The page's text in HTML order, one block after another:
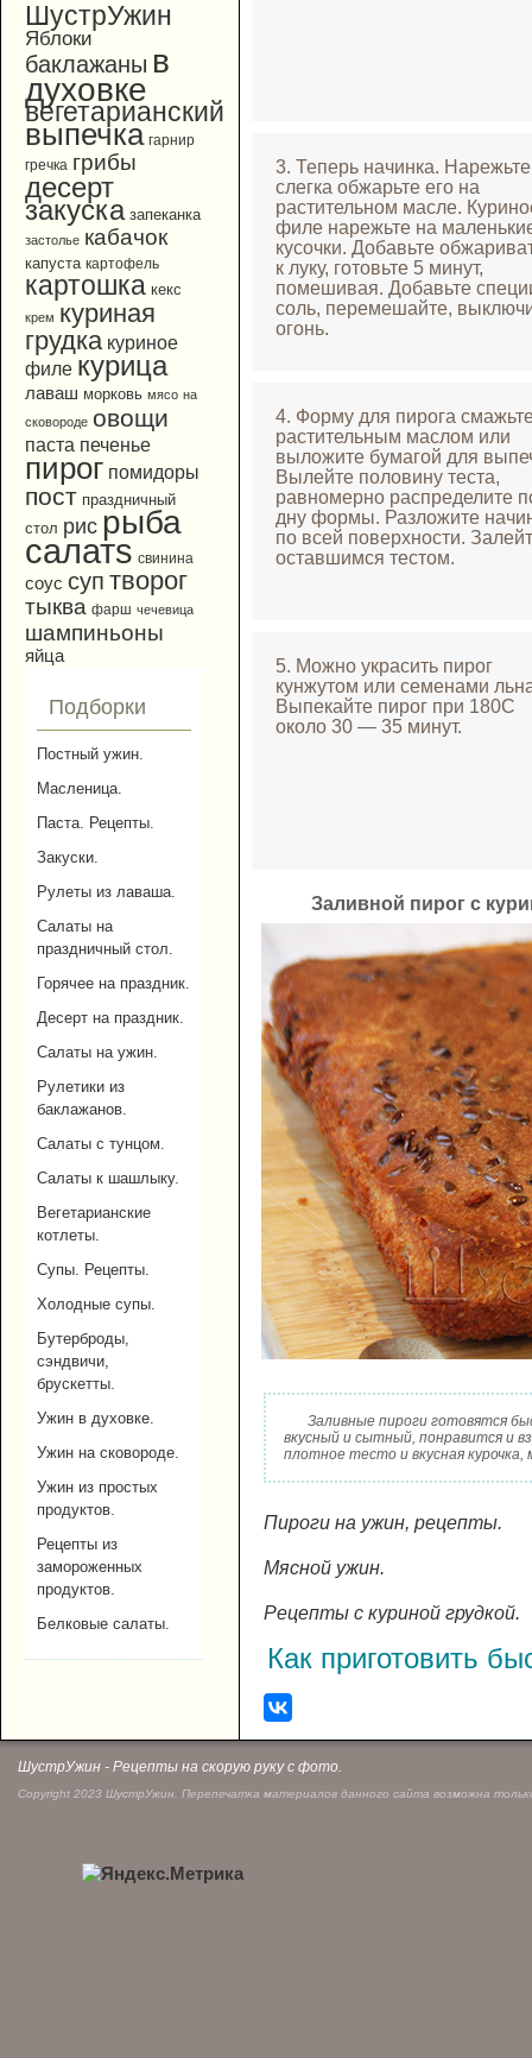
ШустрУжин
Яблоки
баклажаны в
духовке
вегетарианский
выпечка гарнир
гречка грибы
десерт
закуска запеканка
застолье кабачок
капуста картофель
картошка кекс
крем куриная
грудка куриное
филе курица
лаваш морковь мясо на
сковороде овощи
паста печенье
пирог помидоры
пост праздничный
стол рис рыба
салатs свинина
соус суп творог
тыква фарш чечевица
шампиньоны
яйца
Подборки
Постный ужин.
Масленица.
Паста. Рецепты.
Закуски.
Рулеты из лаваша.
Салаты на
праздничный стол.
Горячее на праздник.
Десерт на праздник.
Салаты на ужин.
Рулетики из
баклажанов.
Салаты с тунцом.
Салаты к шашлыку.
Вегетарианские
котлеты.
Супы. Рецепты.
Холодные супы.
Бутерброды,
сэндвичи,
брускетты.
Ужин в духовке.
Ужин на сковороде.
Ужин из простых
продуктов.
Рецепты из
замороженных
продуктов.
Белковые салаты.
3. Теперь начинка. Нарежьте
слегка обжарьте его на
растительном масле.
филе нарежьте на
кусочки. Добавьте
к луку, готовьте 5 минут,
помешивая. Добавьте
соль, перемешайте,
огонь.
4. Форму для пирога
растительным маслом или
выложите бумагой для
Вылейте половину теста,
равномерно распределите
дну формы. Разложите
по всей поверхности.
оставшимся тестом.
5. Можно украсить пирог
кунжутом или семенами
Выпекайте пирог при 180С
около 30 — 35 минут.
Заливной пирог с
Заливные пироги готовятся
вкусный и сытный, понравится и
плотное тесто и вкусная
Пироги на ужин, рецепты.
Мясной ужин.
Рецепты с куриной грудкой.
Как приготовить
ШустрУжин - Рецепты на скорую руку с фото.
Copyright 2023 ШустрУжин. Перепечатка материалов данного сайта возможна